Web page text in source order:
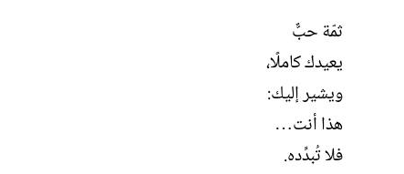
ثمّة حبٌّ
يعيدك كاملًا،
ويشير إليك:
هذا أنت…
فلا تُبدِّده.